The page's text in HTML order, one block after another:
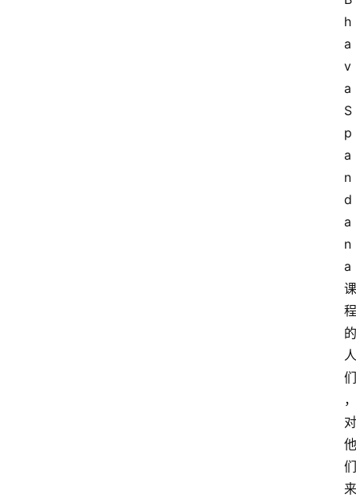
h
a
v
a
S
p
a
n
d
a
n
a
课
程
的
人
们
，
对
他
们
来